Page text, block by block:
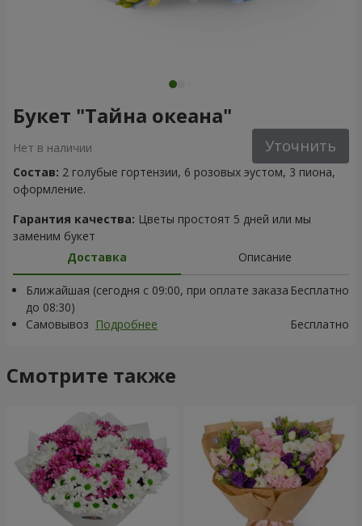
Букет "Тайна океана"
Нет в наличии Уточнить
Состав: 2 голубые гортензии, 6 розовых эустом, 3 пиона,
оформление.
Гарантия качества: Цветы простоят 5 дней или мы
заменим букет
Доставка
Описание
Ближайшая (сегодня с 09:00, при оплате заказа
до 08:30)
Бесплатно
Самовывоз Подробнее Бесплатно
Смотрите также